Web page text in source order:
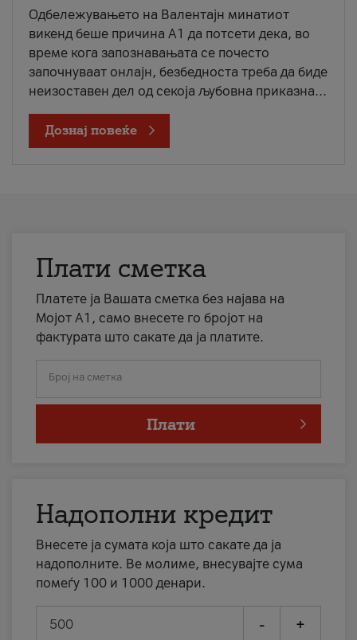
Одбележувањето на Валентајн минатиот
викенд беше причина А1 да потсети дека, во
време кога запознавањата се почесто
започнуваат онлајн, безбедноста треба да биде
неизоставен дел од секоја љубовна приказна...
Дознај повеќе
Плати сметка
Платете ја Вашата сметка без најава на
Мојот А1, само внесете го бројот на
фактурата што сакате да ја платите.
Број на сметка
Плати
Надополни кредит
Внесете ја сумата која што сакате да ја
надополните. Ве молиме, внесувајте сума
помеѓу 100 и 1000 денари.
- +